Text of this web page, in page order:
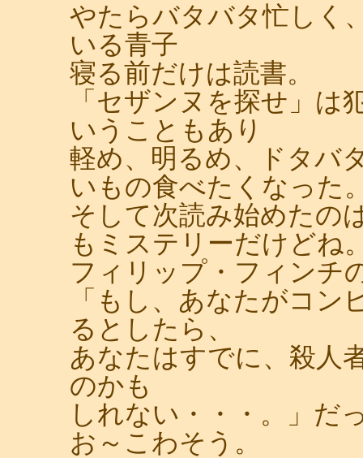
やたらバタバタ忙しく
いる青子
寝る前だけは読書。
「セザンヌを探せ」は
いうこともあり
軽め、明るめ、ドタバ
いもの食べたくなった
そして次読み始めたの
もミステリーだけどね
フィリップ・フィンチ
「もし、あなたがコ
るとしたら、
あなたはすでに、殺人
のかも
しれない・・・。」だ
お～こわそう。